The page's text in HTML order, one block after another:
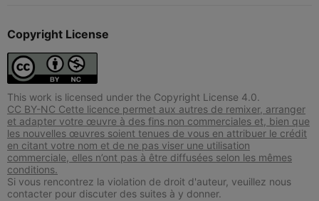
Copyright License
This work is licensed under the Copyright License 4.0.
CC BY-NC Cette licence permet aux autres de remixer, arranger
et adapter votre œuvre à des fins non commerciales et, bien que
les nouvelles œuvres soient tenues de vous en attribuer le crédit
en citant votre nom et de ne pas viser une utilisation
commerciale, elles n’ont pas à être diffusées selon les mêmes
conditions.
Si vous rencontrez la violation de droit d'auteur, veuillez nous
contacter pour discuter des suites à y donner.